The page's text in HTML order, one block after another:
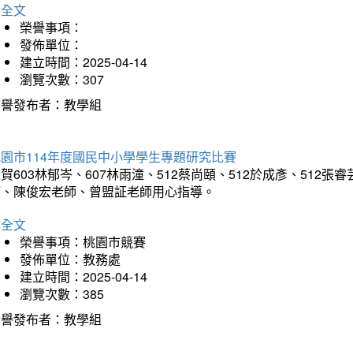
文
榮譽事項：
發佈單位：
建立時間：2025-04-14
瀏覽次數：307
發布者：教學組
市114年度國民中小學學生專題研究比賽
603林郁岑、607林雨潼、512蔡尚頤、512於成彥、512張
陳俊宏老師、曾盟証老師用心指導。
文
榮譽事項：桃園市競賽
發佈單位：教務處
建立時間：2025-04-14
瀏覽次數：385
發布者：教學組